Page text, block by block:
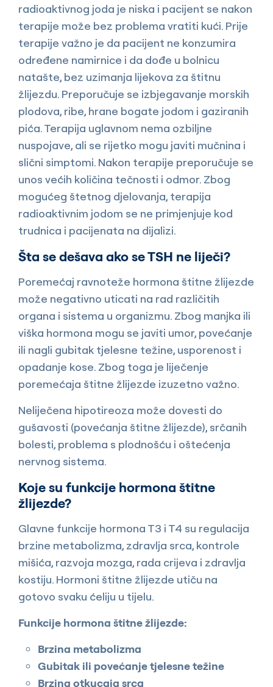
radioaktivnog joda je niska i pacijent se nakon
terapije može bez problema vratiti kući. Prije
terapije važno je da pacijent ne konzumira
određene namirnice i da dođe u bolnicu
natašte, bez uzimanja lijekova za štitnu
žlijezdu. Preporučuje se izbjegavanje morskih
plodova, ribe, hrane bogate jodom i gaziranih
pića. Terapija uglavnom nema ozbiljne
nuspojave, ali se rijetko mogu javiti mučnina i
slični simptomi. Nakon terapije preporučuje se
unos većih količina tečnosti i odmor. Zbog
mogućeg štetnog djelovanja, terapija
radioaktivnim jodom se ne primjenjuje kod
trudnica i pacijenata na dijalizi.
Šta se dešava ako se TSH ne liječi?
Poremećaj ravnoteže hormona štitne žlijezde
može negativno uticati na rad različitih
organa i sistema u organizmu. Zbog manjka ili
viška hormona mogu se javiti umor, povećanje
ili nagli gubitak tjelesne težine, usporenost i
opadanje kose. Zbog toga je liječenje
poremećaja štitne žlijezde izuzetno važno.
Neliječena hipotireoza može dovesti do
gušavosti (povećanja štitne žlijezde), srčanih
bolesti, problema s plodnošću i oštećenja
nervnog sistema.
Koje su funkcije hormona štitne
žlijezde?
Glavne funkcije hormona T3 i T4 su regulacija
brzine metabolizma, zdravlja srca, kontrole
mišića, razvoja mozga, rada crijeva i zdravlja
kostiju. Hormoni štitne žlijezde utiču na
gotovo svaku ćeliju u tijelu.
Funkcije hormona štitne žlijezde:
Brzina metabolizma
Gubitak ili povećanje tjelesne težine
Brzina otkucaja srca